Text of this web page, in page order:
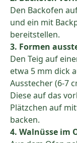
Den Backofen
und ein mit
bereitstellen.
3. Formen
Den Teig auf
etwa 5 mm dick
Ausstecher (6-7
Diese auf das
Plätzchen auf
backen.
4. Walnüsse im